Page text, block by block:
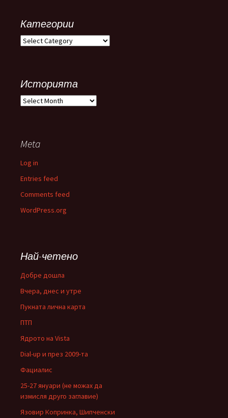
Категории
Категории
Историята
Историята
Meta
Log in
Entries feed
Comments feed
WordPress.org
Най-четено
Добре дошла
Вчера, днес и утре
Пукната лична карта
ПТП
Ядрото на Vista
Dial-up и през 2009-та
Фациалис
25-27 януари (не можах да
измисля друго заглавие)
Язовир Копринка, Шипченски